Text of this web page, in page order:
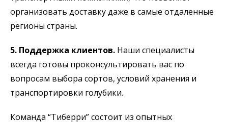
организовать доставку даже в самые отдаленные
регионы страны.
5. Поддержка клиентов. Наши специалисты
всегда готовы проконсультировать вас по
вопросам выбора сортов, условий хранения и
транспортировки голубики.
Команда “Тиберри” состоит из опытных